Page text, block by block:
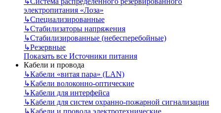
электропитания «Лоза»
↳Специализированные
↳Стабилизаторы напряжения
↳Стабилизированные (небесперебойные)
↳Резервные
Показать все Источники питания
Кабели и провода
↳Кабели «витая пара» (LAN)
↳Кабели волоконно-оптические
↳Кабели для интерфейса
↳Кабели для систем охранно-пожарной сигнализации
↳Кабели и провода электротехнические